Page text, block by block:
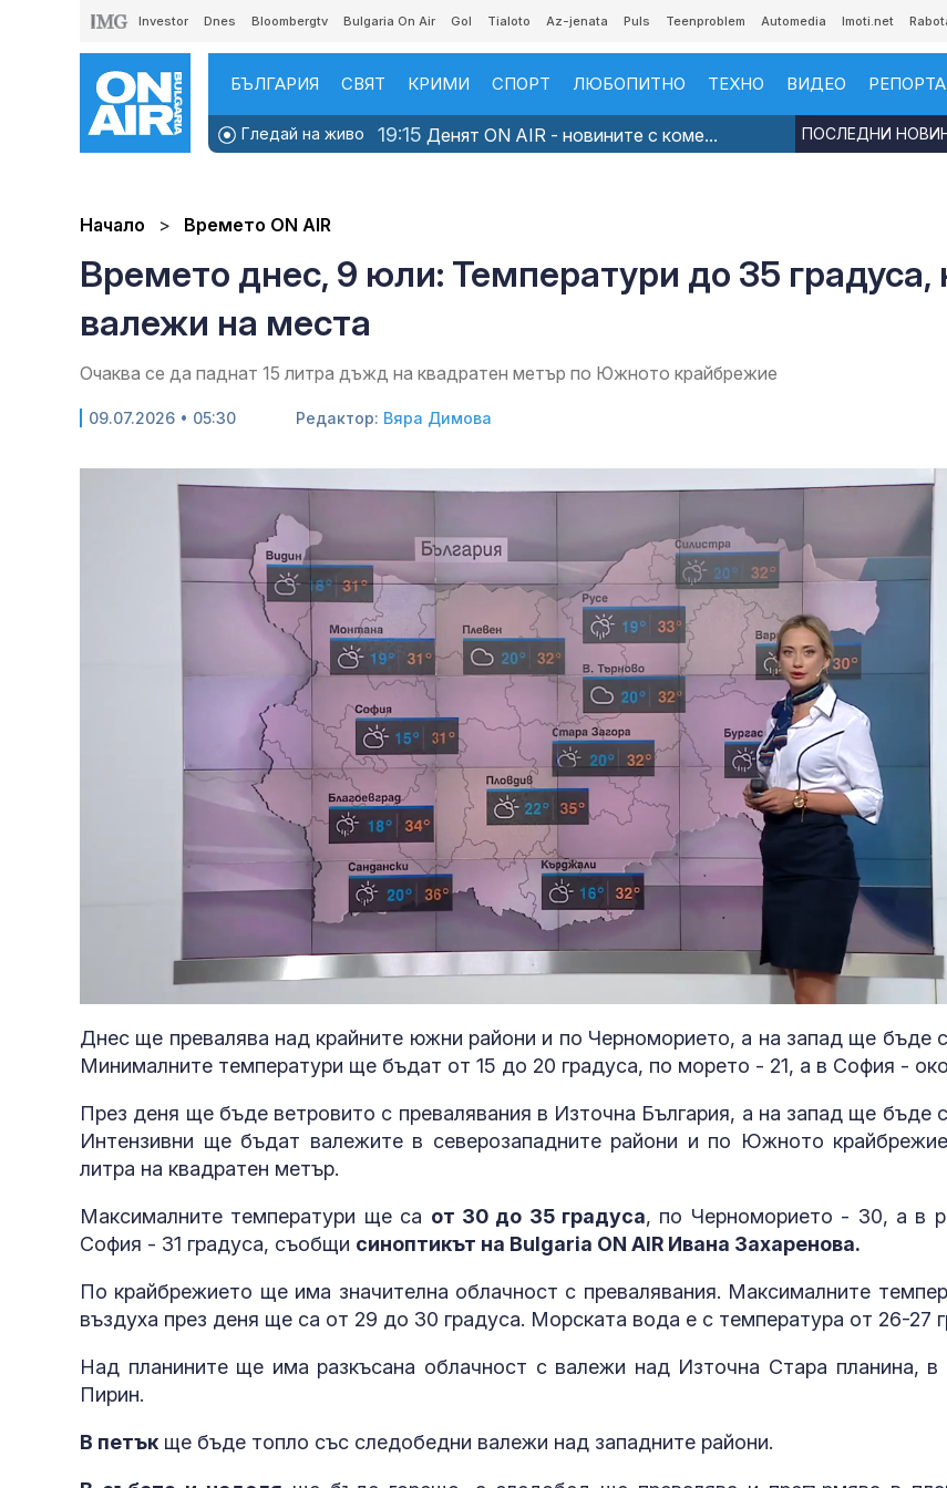
Investor Dnes Bloombergtv Bulgaria On Air Gol Tialoto Az-jenata Puls Teenproblem Automedia Imoti.net
БЪЛГАРИЯ СВЯТ КРИМИ СПОРТ ЛЮБОПИТНО ТЕХНО ВИДЕО
Гледай на живо 19:15 Денят ON AIR - новините с коме... ПОСЛЕДНИ
Начало Времето ON AIR
Времето днес, 9 юли: Температури до 35 градуса,
валежи на места
Очаква се да паднат 15 литра дъжд на квадратен метър по Южното крайбрежие
09.07.2026 • 05:30 Редактор: Вяра Димова
Днес ще превалява над крайните южни райони и по Черноморието, а на запад ще бъде
Минималните температури ще бъдат от 15 до 20 градуса, по морето - 21, а в София -
През деня ще бъде ветровито с превалявания в Източна България, а на запад ще бъде
Интензивни ще бъдат валежите в северозападните райони и по Южното
литра на квадратен метър.
Максималните температури ще са от 30 до 35 градуса, по Черноморието - 30, а в
София - 31 градуса, съобщи синоптикът на Bulgaria ON AIR Ивана Захаренова.
По крайбрежието ще има значителна облачност с превалявания. Максималните
въздуха през деня ще са от 29 до 30 градуса. Морската вода е с температура от 26-27
Над планините ще има разкъсана облачност с валежи над Източна Стара планина, в
Пирин.
В петък ще бъде топло със следобедни валежи над западните райони.
МВнР: Настояваме Ива
Михайлова да получи
родителите